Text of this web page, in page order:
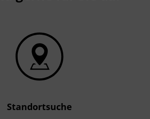
Kleidung, festes Schuhwerk,
ausreichend zu trinken
Überwiegend findet der
Wald nahe dem Lanser See
Standortsuche